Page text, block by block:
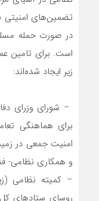
تضمین‌های امنیتی
در صورت حمله
است. برای تامین
زیر ایجاد شده‌اند:
– شورای وزرای
برای هماهنگی
امنیت جمعی در
و همکاری نظامی-
– کمیته نظامی
روسای ستادهای